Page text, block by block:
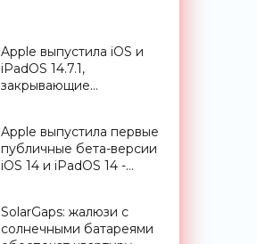
Apple выпустила iOS и
iPadOS 14.7.1,
закрывающие
Apple выпустила первые
публичные бета-версии
iOS 14 и iPadOS 14 -
SolarGaps: жалюзи с
солнечными батареями